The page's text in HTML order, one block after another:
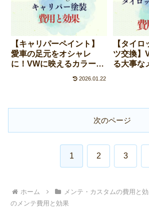
【キャリパーペイント】
愛車の足元をオシャレ
に！VWに映えるカラーの
2026.01.22
【タイ
ツ交換】
る大事な
次のページ
1 2 3
ホーム メンテ・カスタムの費用と
のメンテ費用と効果